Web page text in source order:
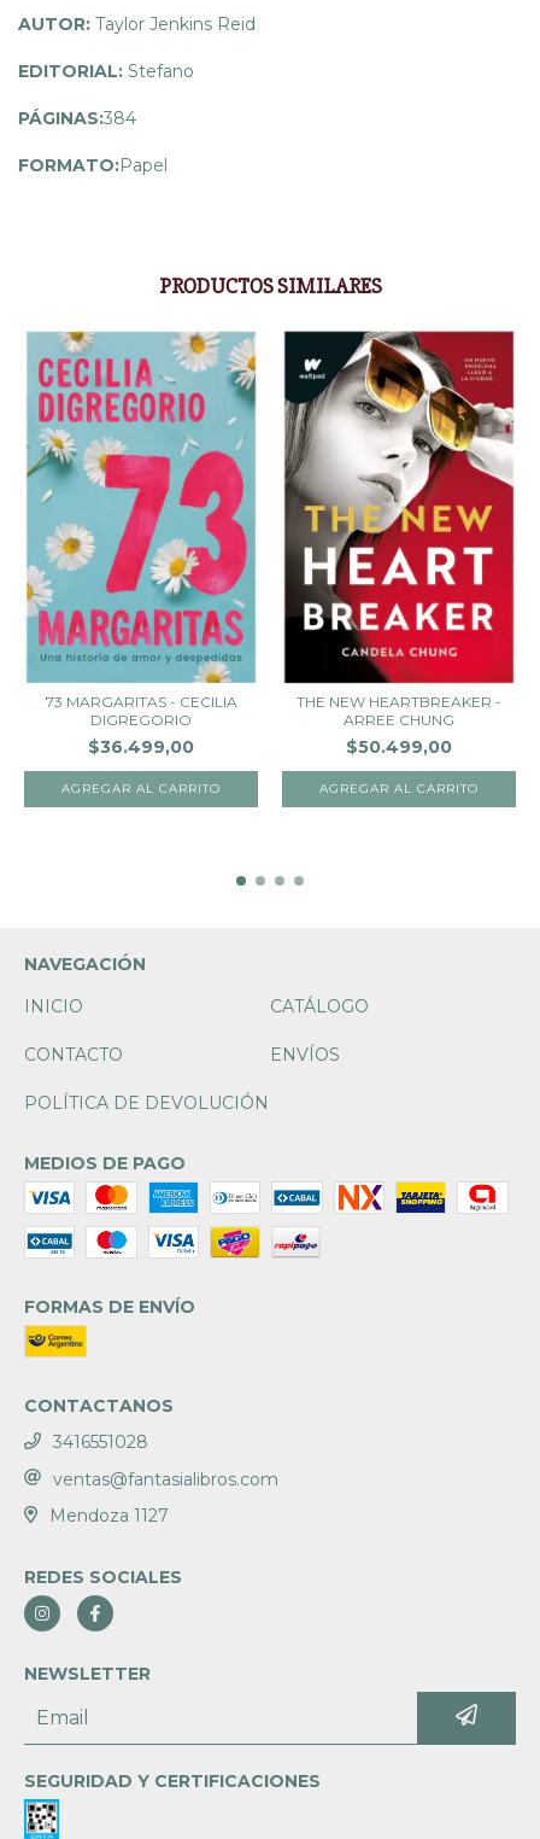
AUTOR: Taylor Jenkins Reid
EDITORIAL: Stefano
PÁGINAS:384
FORMATO:Papel
PRODUCTOS SIMILARES
73 MARGARITAS - CECILIA
DIGREGORIO
$36.499,00
THE NEW HEARTBREAKER -
ARREE CHUNG
$50.499,00
NAVEGACIÓN
INICIO
CATÁLOGO
CONTACTO ENVÍOS
POLÍTICA DE DEVOLUCIÓN
MEDIOS DE PAGO
FORMAS DE ENVÍO
CONTACTANOS
3416551028
ventas@fantasialibros.com
Mendoza 1127
REDES SOCIALES
NEWSLETTER
SEGURIDAD Y CERTIFICACIONES